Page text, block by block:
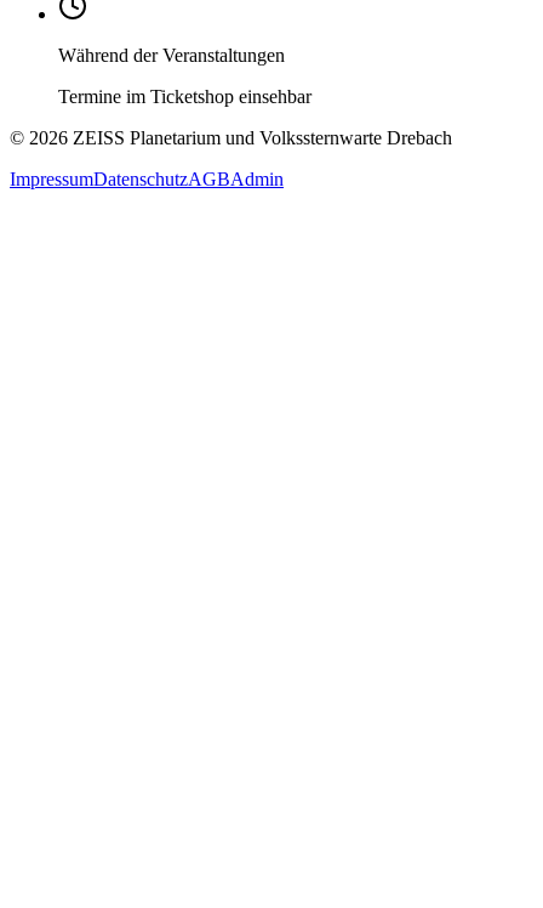
Während der Veranstaltungen
Termine im Ticketshop einsehbar
© 2026 ZEISS Planetarium und Volkssternwarte Drebach
ImpressumDatenschutzAGBAdmin